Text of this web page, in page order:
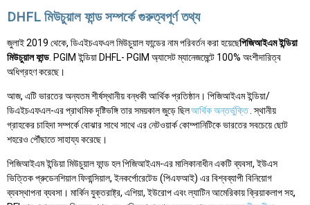
DHFL মিউচুয়াল ফান্ড সম্পর্কে গুরুত্বপূর্ণ তথ্য
জুলাই 2019 থেকে, ডিএইচএফএল মিউচুয়াল ফান্ডের নাম পরিবর্তন করা হয়েছেপিজিআইএম ইন্ডিয়া
মিউচুয়াল ফান্ড. PGIM ইন্ডিয়া DHFL- PGIM অ্যাসেট ম্যানেজমেন্টে 100% অংশীদারিত্ব
অধিগ্রহণ করেছে।
আজ, এটি ভারতের অন্যতম শীর্ষস্থানীয় বন্ধকী আর্থিক প্রতিষ্ঠান। পিজিআইএম ইন্ডিয়া/
ডিএইচএফএল-এর প্রাথমিক দৃষ্টিভঙ্গি তার সময়কাল জুড়ে ছিলআর্থিক অন্তর্ভুক্তি . স্থানীয়
গ্রাহকের চাহিদা সম্পর্কে বোঝার সাথে সাথে এর নেটওয়ার্ক কোম্পানিটিকে ভারতের সবচেয়ে ছোট
শহরেও পৌঁছাতে সাহায্য করেছে।
পিজিআইএম ইন্ডিয়া মিউচুয়াল ফান্ড হল পিজিআইএম-এর মালিকানাধীন একটি ব্যবসা, ইউএস
ভিত্তিক প্রুডেনশিয়াল ফিনান্সিয়াল, ইনকর্পোরেটেড (পিএফআই) এর বিশ্বব্যাপী বিনিয়োগ
ব্যবস্থাপনা ব্যবসা। মার্কিন যুক্তরাষ্ট্র, এশিয়া, ইউরোপ এবং ল্যাটিন আমেরিকায় ক্রিয়াকলাপ সহ,